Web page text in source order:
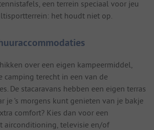
een terrein speciaal voor jeu
het houdt niet op.
over een eigen kampeermiddel,
camping terecht in een van de
De stacaravans hebben een eigen terras
je ’s morgens kunt genieten van je bakje
comfort? Kies dan voor een
airconditioning, televisie en/of